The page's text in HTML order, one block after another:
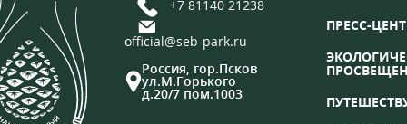
+7 81140 21238
official@seb-park.ru
Россия, гор.Псков
ул.М.Горького
д.20/7 пом.1003
ПРЕСС-